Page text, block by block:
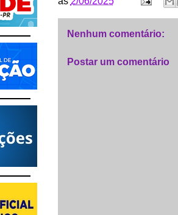
Nenhum comentário:
Postar um comentário